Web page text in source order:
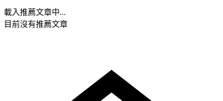
載入推薦文章中...
目前沒有推薦文章